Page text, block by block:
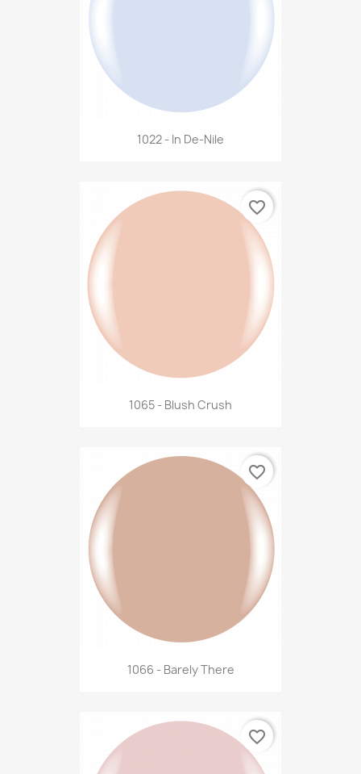
1022 - In De-Nile
1065 - Blush Crush
favorite_border
1066 - Barely There
favorite_border
favorite_border